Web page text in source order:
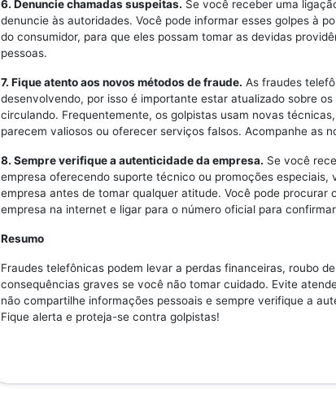
6. Denuncie chamadas suspeitas. Se você receber uma
denuncie às autoridades. Você pode informar esses golpes à
do consumidor, para que eles possam tomar as devidas
pessoas.
7. Fique atento aos novos métodos de fraude. As fraudes
desenvolvendo, por isso é importante estar atualizado sobre
circulando. Frequentemente, os golpistas usam novas
parecem valiosos ou oferecer serviços falsos. Acompanhe as
8. Sempre verifique a autenticidade da empresa. Se você
empresa oferecendo suporte técnico ou promoções especiais,
empresa antes de tomar qualquer atitude. Você pode procurar
empresa na internet e ligar para o número oficial para
Resumo
Fraudes telefônicas podem levar a perdas financeiras, roubo
consequências graves se você não tomar cuidado. Evite
não compartilhe informações pessoais e sempre verifique a
Fique alerta e proteja-se contra golpistas!